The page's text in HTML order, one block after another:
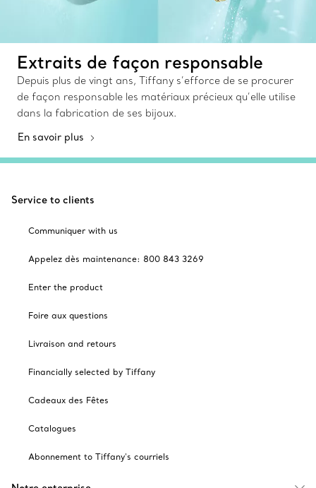
Extraits de façon responsable
Depuis plus de vingt ans, Tiffany s’efforce de se procurer
de façon responsable les matériaux précieux qu’elle utilise
dans la fabrication de ses bijoux.
En savoir plus
Service to clients
Communiquer with us
Appelez dès maintenance: 800 843 3269
Enter the product
Foire aux questions
Livraison and retours
Financially selected by Tiffany
Cadeaux des Fêtes
Catalogues
Abonnement to Tiffany's courriels